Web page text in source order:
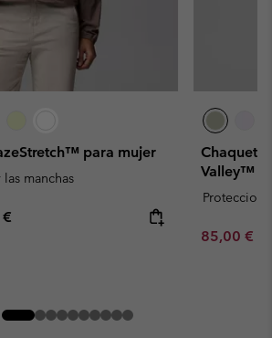
para mujer
manchas
price:
Chaqueta
Valley™
Proteccion
Minimum
85,00 €